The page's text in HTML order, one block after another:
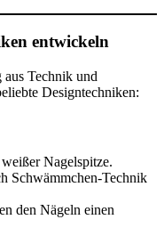
entwickeln
Technik und
Designtechniken:
Nagelspitze.
Schwämmchen-Technik
den Nägeln einen